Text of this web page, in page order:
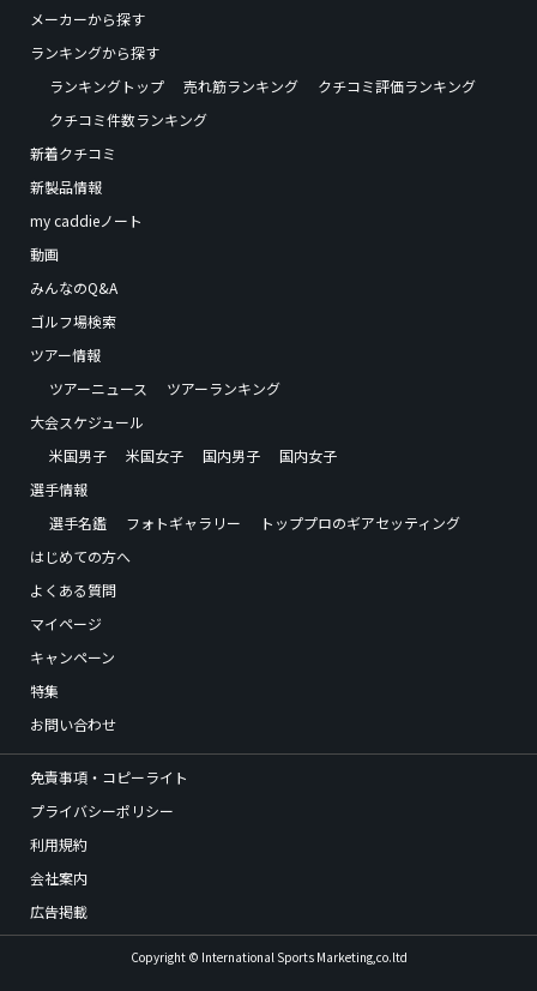
メーカーから探す
ランキングから探す
ランキングトップ
売れ筋ランキング
クチコミ評価ランキング
クチコミ件数ランキング
新着クチコミ
新製品情報
my caddieノート
動画
みんなのQ&A
ゴルフ場検索
ツアー情報
ツアーニュース
ツアーランキング
大会スケジュール
米国男子
米国女子 国内男子
国内女子
選手情報
選手名鑑
フォトギャラリー
トッププロのギアセッティング
はじめての方へ
よくある質問
マイページ
キャンペーン
特集
お問い合わせ
免責事項・コピーライト
プライバシーポリシー
利用規約
会社案内
広告掲載
Copyright © International Sports Marketing,co.ltd